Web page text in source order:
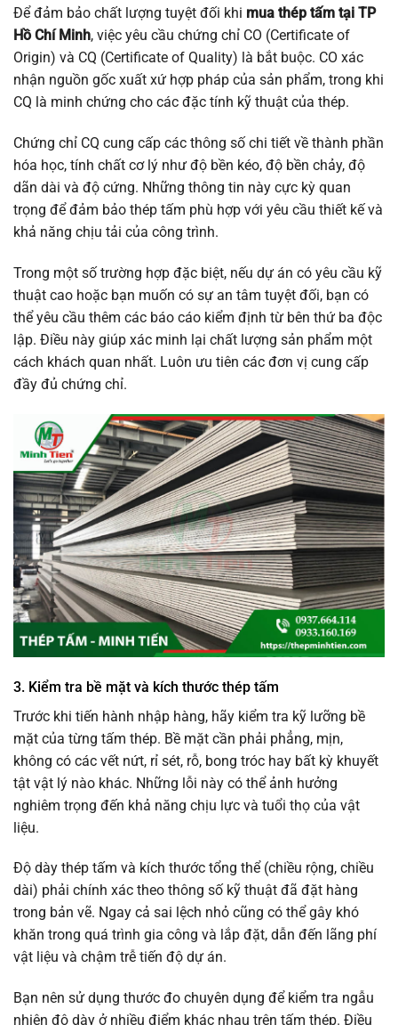
Để đảm bảo chất lượng tuyệt đối khi mua thép tấm tại TP
Hồ Chí Minh, việc yêu cầu chứng chỉ CO (Certificate of
Origin) và CQ (Certificate of Quality) là bắt buộc. CO xác
nhận nguồn gốc xuất xứ hợp pháp của sản phẩm, trong khi
CQ là minh chứng cho các đặc tính kỹ thuật của thép.
Chứng chỉ CQ cung cấp các thông số chi tiết về thành phần
hóa học, tính chất cơ lý như độ bền kéo, độ bền chảy, độ
dãn dài và độ cứng. Những thông tin này cực kỳ quan
trọng để đảm bảo thép tấm phù hợp với yêu cầu thiết kế và
khả năng chịu tải của công trình.
Trong một số trường hợp đặc biệt, nếu dự án có yêu cầu kỹ
thuật cao hoặc bạn muốn có sự an tâm tuyệt đối, bạn có
thể yêu cầu thêm các báo cáo kiểm định từ bên thứ ba độc
lập. Điều này giúp xác minh lại chất lượng sản phẩm một
cách khách quan nhất. Luôn ưu tiên các đơn vị cung cấp
đầy đủ chứng chỉ.
3. Kiểm tra bề mặt và kích thước thép tấm
Trước khi tiến hành nhập hàng, hãy kiểm tra kỹ lưỡng bề
mặt của từng tấm thép. Bề mặt cần phải phẳng, mịn,
không có các vết nứt, rỉ sét, rỗ, bong tróc hay bất kỳ khuyết
tật vật lý nào khác. Những lỗi này có thể ảnh hưởng
nghiêm trọng đến khả năng chịu lực và tuổi thọ của vật
liệu.
Độ dày thép tấm và kích thước tổng thể (chiều rộng, chiều
dài) phải chính xác theo thông số kỹ thuật đã đặt hàng
trong bản vẽ. Ngay cả sai lệch nhỏ cũng có thể gây khó
khăn trong quá trình gia công và lắp đặt, dẫn đến lãng phí
vật liệu và chậm trễ tiến độ dự án.
Bạn nên sử dụng thước đo chuyên dụng để kiểm tra ngẫu
nhiên độ dày ở nhiều điểm khác nhau trên tấm thép. Điều